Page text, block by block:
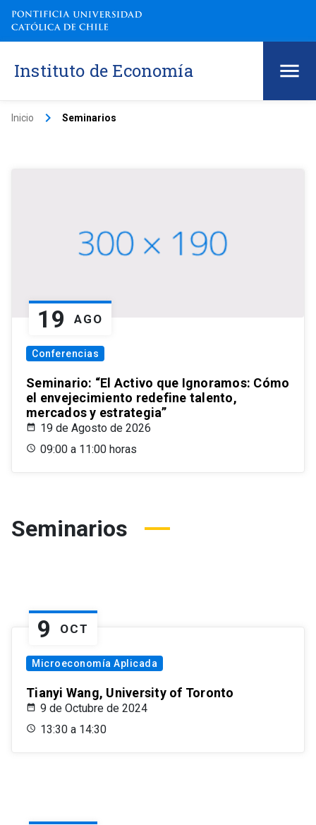
Instituto de Economía
Inicio keyboard_arrow_right Seminarios
19 AGO
Conferencias
Seminario: “El Activo que Ignoramos: Cómo
el envejecimiento redefine talento,
mercados y estrategia”
19 de Agosto de 2026
09:00 a 11:00 horas
Seminarios
9 OCT
Microeconomía Aplicada
Tianyi Wang, University of Toronto
9 de Octubre de 2024
13:30 a 14:30